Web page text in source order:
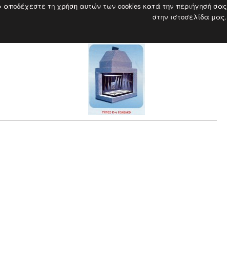
αποδέχεστε τη χρήση αυτών των cookies κατά την περιήγησή σας
στην ιστοσελίδα μας.